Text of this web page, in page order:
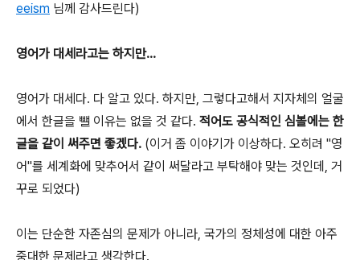
eeism 님께 감사드린다)
영어가 대세라고는 하지만...
영어가 대세다. 다 알고 있다. 하지만, 그렇다고해서 지자체의 얼굴
에서 한글을 뺄 이유는 없을 것 같다. 적어도 공식적인 심볼에는 한
글을 같이 써주면 좋겠다. (이거 좀 이야기가 이상하다. 오히려 "영
어"를 세계화에 맞추어서 같이 써달라고 부탁해야 맞는 것인데, 거
꾸로 되었다)
이는 단순한 자존심의 문제가 아니라, 국가의 정체성에 대한 아주
중대한 문제라고 생각한다.